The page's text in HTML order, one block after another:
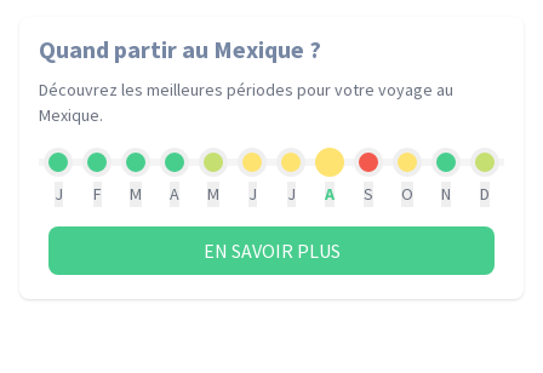
Quand partir au Mexique ?
Découvrez les meilleures périodes pour votre voyage au
Mexique.
J F M A M J J A S O N D
EN SAVOIR PLUS